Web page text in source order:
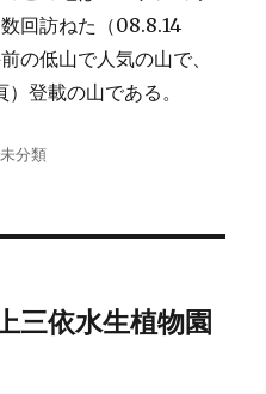
回訪ねた（08.8.14
の低山で人気の山で、
登載の山である。
カ
未分類
三依水生植物園